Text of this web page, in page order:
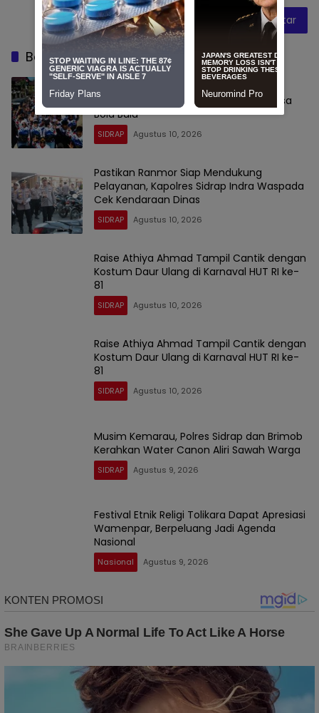
Baca Juga
Pemdes Lombo Hadirkan 200 Peserta
Karnaval Meriahkan HUT RI ke-81 di Desa
Bola Bulu
SIDRAP Agustus 10, 2026
Pastikan Ranmor Siap Mendukung
Pelayanan, Kapolres Sidrap Indra Waspada
Cek Kendaraan Dinas
SIDRAP Agustus 10, 2026
Raise Athiya Ahmad Tampil Cantik dengan
Kostum Daur Ulang di Karnaval HUT RI ke-
81
SIDRAP Agustus 10, 2026
Raise Athiya Ahmad Tampil Cantik dengan
Kostum Daur Ulang di Karnaval HUT RI ke-
81
SIDRAP Agustus 10, 2026
Musim Kemarau, Polres Sidrap dan Brimob
Kerahkan Water Canon Aliri Sawah Warga
SIDRAP Agustus 9, 2026
Festival Etnik Religi Tolikara Dapat Apresiasi
Wamenpar, Berpeluang Jadi Agenda
Nasional
Nasional Agustus 9, 2026